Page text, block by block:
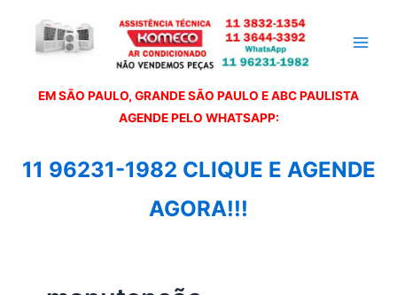
EM SÃO PAULO, GRANDE SÃO PAULO E ABC PAULISTA
AGENDE PELO WHATSAPP:
11 96231-1982 CLIQUE E AGENDE
AGORA!!!